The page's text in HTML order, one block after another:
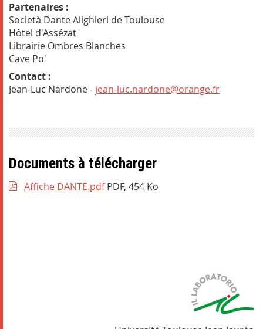
Partenaires :
Società Dante Alighieri de Toulouse
Hôtel d'Assézat
Librairie Ombres Blanches
Cave Po'
Contact :
Jean-Luc Nardone - jean-luc.nardone@orange.fr
Documents à télécharger
Affiche DANTE.pdf PDF, 454 Ko